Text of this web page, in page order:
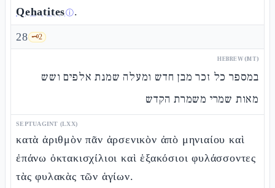
Qehatitesⓘ.
28 🗝️2
HEBREW (MT)
במספר כל זכר מבן חדש ומעלה שמנת אלפים ושש
מאות שמרי משמרת הקדש
SEPTUAGINT (LXX)
κατὰ ἀριθμὸν πᾶν ἀρσενικὸν ἀπὸ μηνιαίου καὶ
ἐπάνω ὀκτακισχίλιοι καὶ ἑξακόσιοι φυλάσσοντες
τὰς φυλακὰς τῶν ἁγίων.